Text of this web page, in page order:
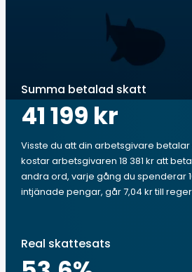
Summa betalad skatt
41 199 kr
Visste du att din arbetsgivare betalar
kostar arbetsgivaren 18 381 kr att
andra ord, varje gång du spenderar
intjänade pengar, går 7,04 kr till
Real skattesats